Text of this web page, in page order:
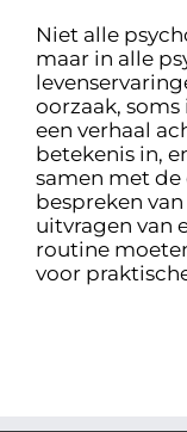
Niet alle
maar in alle
oorzaak,
een verhaal
betekenis in,
samen met
bespreken
uitvragen van
routine
voor